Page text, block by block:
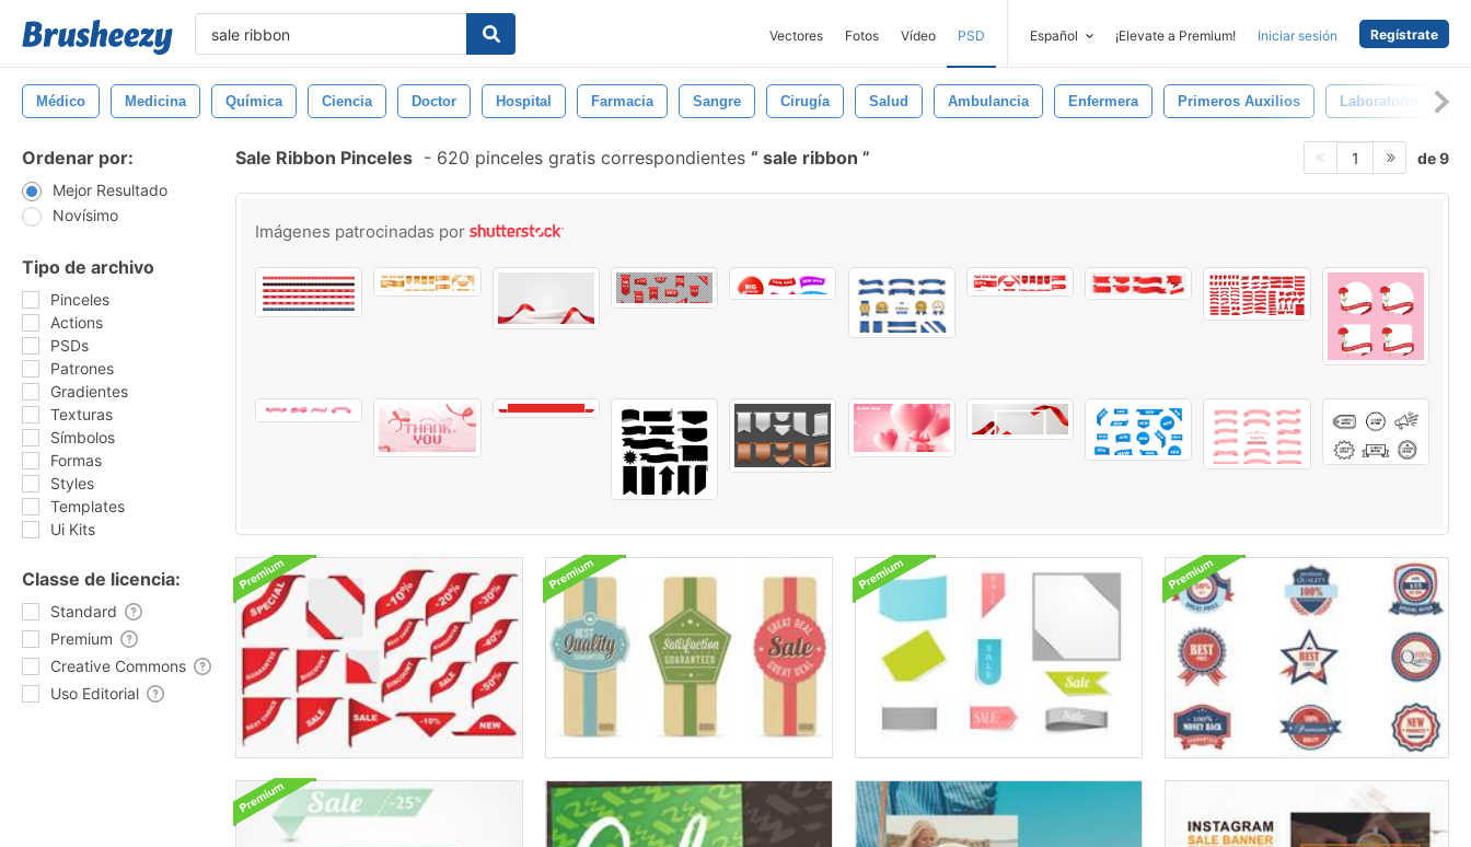
Vectores Fotos Vídeo PSD Español ¡Elevate a Premium! Iniciar sesión Regístrate
Médico Medicina Química Ciencia Doctor Hospital Farmacia Sangre Cirugía Salud Ambulancia Enfermera Primeros Auxilios Laboratorio
Ordenar por:
Mejor Resultado
Novísimo
Tipo de archivo
Pinceles
Actions
PSDs
Patrones
Gradientes
Texturas
Símbolos
Formas
Styles
Templates
Ui Kits
Classe de licencia:
Standard
Premium
Creative Commons
Uso Editorial
Sale Ribbon Pinceles - 620 pinceles gratis correspondientes sale ribbon 1 de 9
Imágenes patrocinadas por